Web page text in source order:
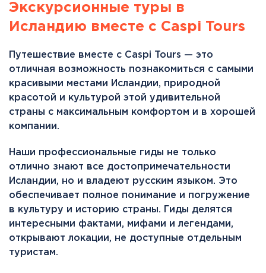
Экскурсионные туры в
Исландию вместе с Caspi Tours
Путешествие вместе с Caspi Tours — это
отличная возможность познакомиться с самыми
красивыми местами Исландии, природной
красотой и культурой этой удивительной
страны с максимальным комфортом и в хорошей
компании.
Наши профессиональные гиды не только
отлично знают все достопримечательности
Исландии, но и владеют русским языком. Это
обеспечивает полное понимание и погружение
в культуру и историю страны. Гиды делятся
интересными фактами, мифами и легендами,
открывают локации, не доступные отдельным
туристам.